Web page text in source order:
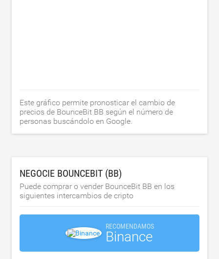
Este gráfico permite pronosticar el cambio de
precios de BounceBit BB según el número de
personas buscándolo en Google.
NEGOCIE BOUNCEBIT (BB)
Puede comprar o vender BounceBit BB en los
siguientes intercambios de cripto
RECOMENDAMOS
Binance